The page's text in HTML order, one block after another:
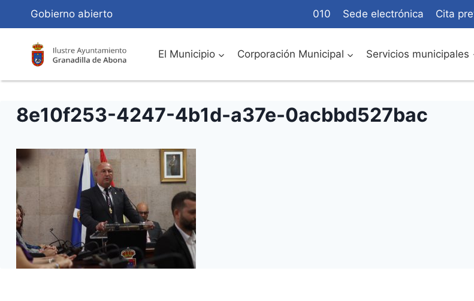
Contenido
Gobierno abierto 010 Sede electrónica Cita
El Municipio Corporación Municipal Servicios municipales
8e10f253-4247-4b1d-a37e-0acbbd527bac